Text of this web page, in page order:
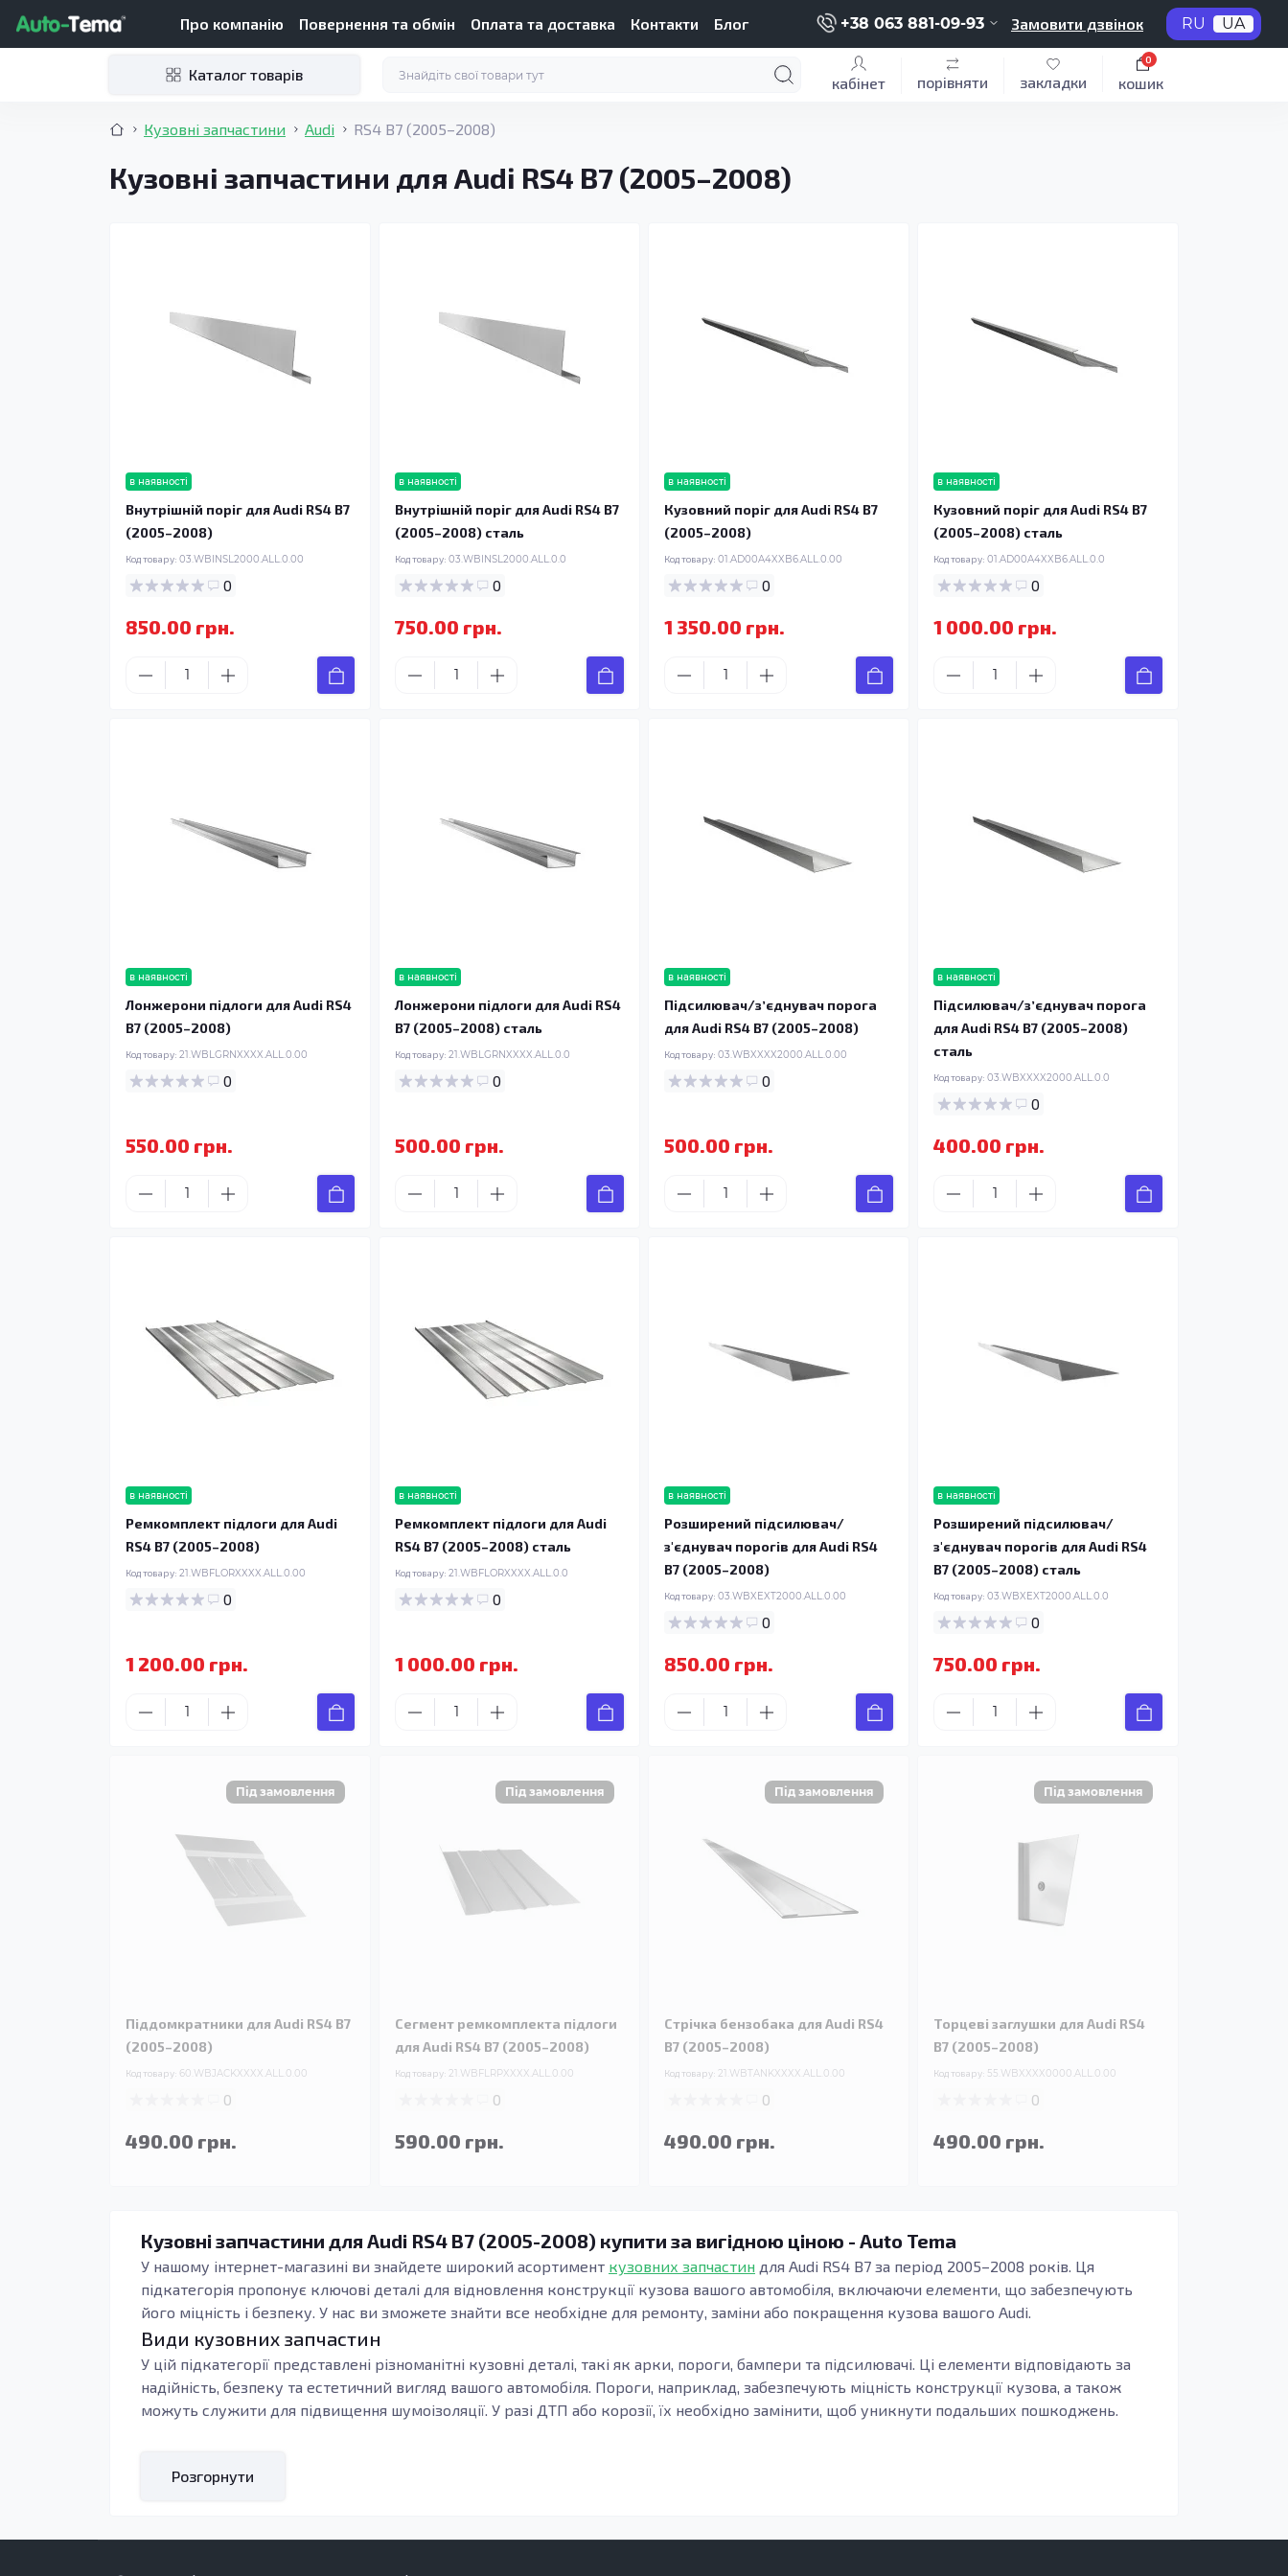
Про компанію Повернення та обмін Оплата та доставка Контакти Блог +38 063 881-09-93 Замовити дзвінок RU UA
Каталог товарів кабінет порівняти закладки кошик
0
Кузовні запчастини Audi RS4 B7 (2005–2008)
Кузовні запчастини для Audi RS4 B7 (2005–2008)
в наявності
Внутрішній поріг для Audi RS4 B7
(2005–2008)
Код товару: 03.WBINSL2000.ALL.0.00
0
850.00 грн.
в наявності
Внутрішній поріг для Audi RS4 B7
(2005–2008) сталь
Код товару: 03.WBINSL2000.ALL.0.0
0
750.00 грн.
в наявності
Кузовний поріг для Audi RS4 B7
(2005–2008)
Код товару: 01.AD00A4XXB6.ALL.0.00
0
1 350.00 грн.
в наявності
Кузовний поріг для Audi RS4 B7
(2005–2008) сталь
Код товару: 01.AD00A4XXB6.ALL.0.0
0
1 000.00 грн.
в наявності
Лонжерони підлоги для Audi RS4
B7 (2005–2008)
Код товару: 21.WBLGRNXXXX.ALL.0.00
0
550.00 грн.
в наявності
Лонжерони підлоги для Audi RS4
B7 (2005–2008) сталь
Код товару: 21.WBLGRNXXXX.ALL.0.0
0
500.00 грн.
в наявності
Підсилювач/зʼєднувач порога
для Audi RS4 B7 (2005–2008)
Код товару: 03.WBXXXX2000.ALL.0.00
0
500.00 грн.
в наявності
Підсилювач/зʼєднувач порога
для Audi RS4 B7 (2005–2008)
сталь
Код товару: 03.WBXXXX2000.ALL.0.0
0
400.00 грн.
в наявності
Ремкомплект підлоги для Audi
RS4 B7 (2005–2008)
Код товару: 21.WBFLORXXXX.ALL.0.00
0
1 200.00 грн.
в наявності
Ремкомплект підлоги для Audi
RS4 B7 (2005–2008) сталь
Код товару: 21.WBFLORXXXX.ALL.0.0
0
1 000.00 грн.
в наявності
Розширений підсилювач/
з'єднувач порогів для Audi RS4
B7 (2005–2008)
Код товару: 03.WBXEXT2000.ALL.0.00
0
850.00 грн.
в наявності
Розширений підсилювач/
з'єднувач порогів для Audi RS4
B7 (2005–2008) сталь
Код товару: 03.WBXEXT2000.ALL.0.0
0
750.00 грн.
Піддомкратники для Audi RS4 B7
(2005–2008)
Код товару: 60.WBJACKXXXX.ALL.0.00
0
490.00 грн.
Сегмент ремкомплекта підлоги
для Audi RS4 B7 (2005–2008)
Код товару: 21.WBFLRPXXXX.ALL.0.00
0
590.00 грн.
Стрічка бензобака для Audi RS4
B7 (2005–2008)
Код товару: 21.WBTANKXXXX.ALL.0.00
0
490.00 грн.
Торцеві заглушки для Audi RS4
B7 (2005–2008)
Код товару: 55.WBXXXX0000.ALL.0.00
0
490.00 грн.
Кузовні запчастини для Audi RS4 B7 (2005-2008) купити за вигідною ціною - Auto Tema
У нашому інтернет-магазині ви знайдете широкий асортимент кузовних запчастин для Audi RS4 B7 за період 2005–2008 років. Ця
підкатегорія пропонує ключові деталі для відновлення конструкції кузова вашого автомобіля, включаючи елементи, що забезпечують
його міцність і безпеку. У нас ви зможете знайти все необхідне для ремонту, заміни або покращення кузова вашого Audi.
Види кузовних запчастин
У цій підкатегорії представлені різноманітні кузовні деталі, такі як арки, пороги, бампери та підсилювачі. Ці елементи відповідають за
надійність, безпеку та естетичний вигляд вашого автомобіля. Пороги, наприклад, забезпечують міцність конструкції кузова, а також
можуть служити для підвищення шумоізоляції. У разі ДТП або корозії, їх необхідно замінити, щоб уникнути подальших пошкоджень.
правильно підібрані деталі служать надійним захистом від умов навколишнього середовища. Виготовлені з оцинкованої сталі, ці
Кому підходять ці запчастини
Розгорнути